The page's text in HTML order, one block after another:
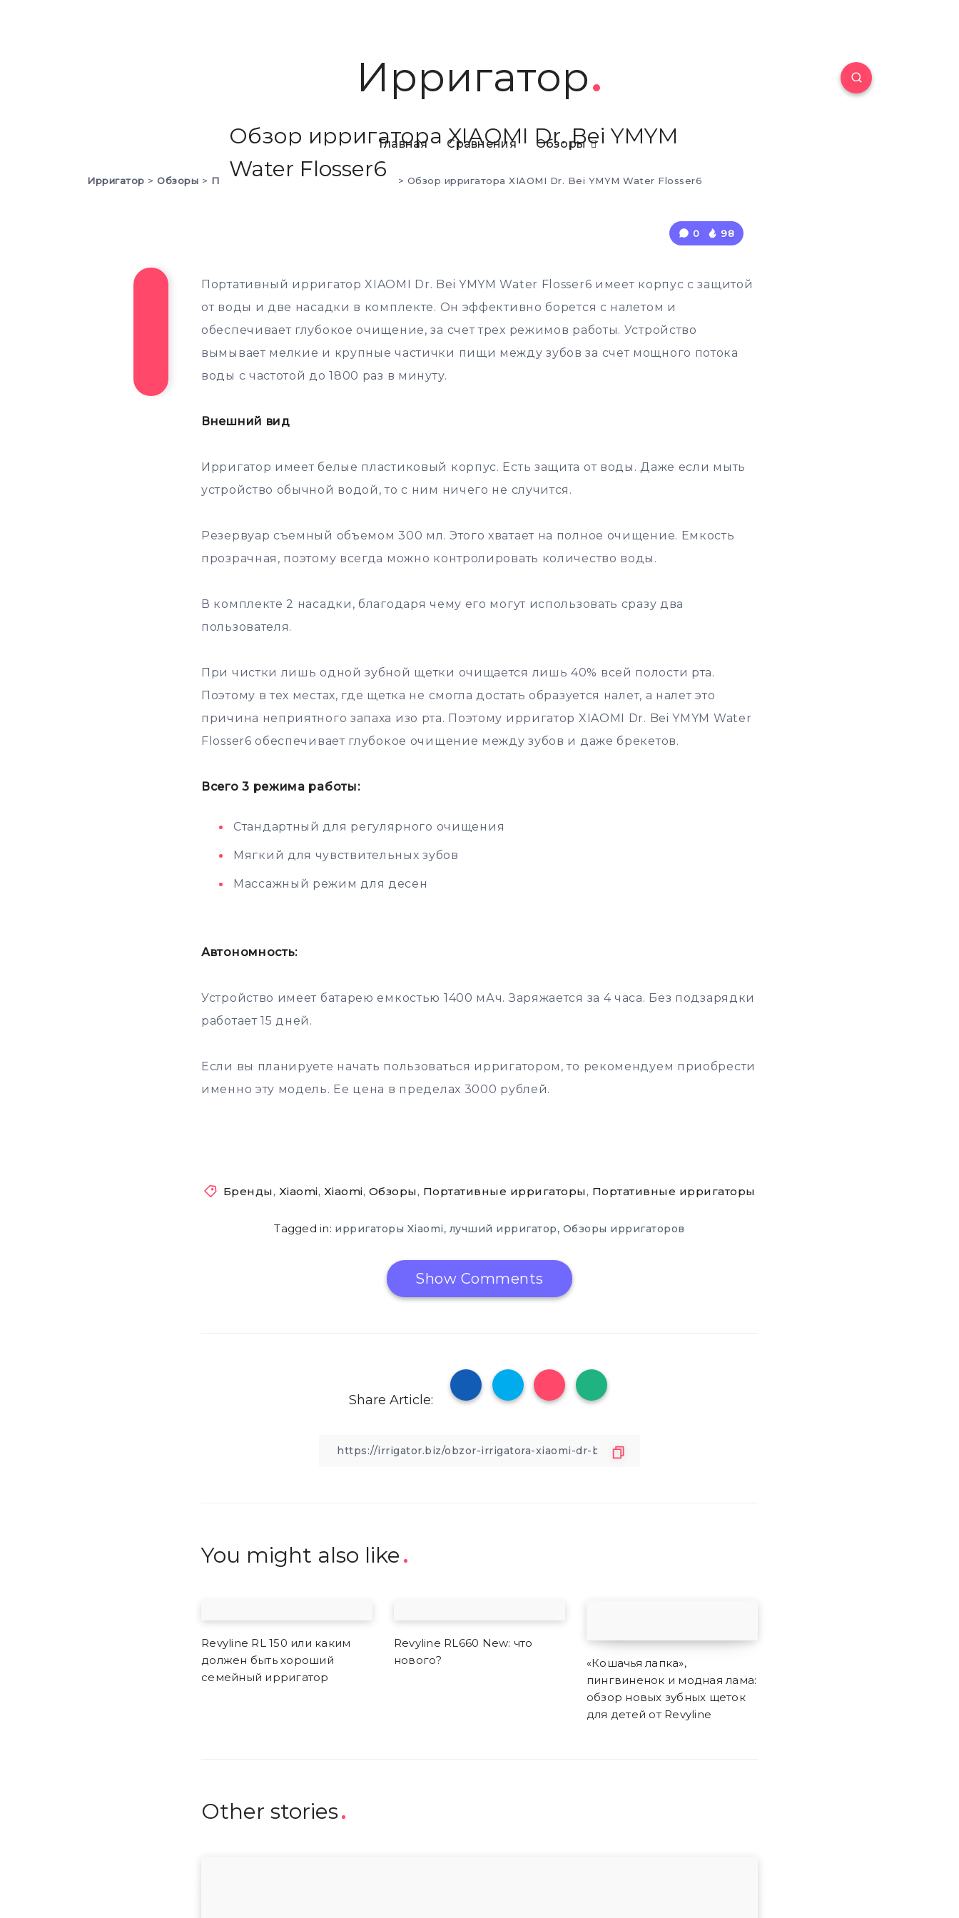
Ирригатор
Главная Сравнения Обзоры
Ирригатор > Обзоры > Портативные ирригаторы > Обзор ирригатора XIAOMI Dr. Bei YMYM Water Flosser6
Обзор ирригатора XIAOMI Dr. Bei YMYM
Water Flosser6
0 98
Портативный ирригатор XIAOMI Dr. Bei YMYM Water Flosser6 имеет корпус с защитой
от воды и две насадки в комплекте. Он эффективно борется с налетом и
обеспечивает глубокое очищение, за счет трех режимов работы. Устройство
вымывает мелкие и крупные частички пищи между зубов за счет мощного потока
воды с частотой до 1800 раз в минуту.
Внешний вид
Ирригатор имеет белые пластиковый корпус. Есть защита от воды. Даже если мыть
устройство обычной водой, то с ним ничего не случится.
Резервуар съемный объемом 300 мл. Этого хватает на полное очищение. Емкость
прозрачная, поэтому всегда можно контролировать количество воды.
В комплекте 2 насадки, благодаря чему его могут использовать сразу два
пользователя.
При чистки лишь одной зубной щетки очищается лишь 40% всей полости рта.
Поэтому в тех местах, где щетка не смогла достать образуется налет, а налет это
причина неприятного запаха изо рта. Поэтому ирригатор XIAOMI Dr. Bei YMYM Water
Flosser6 обеспечивает глубокое очищение между зубов и даже брекетов.
Всего 3 режима работы:
Стандартный для регулярного очищения
Мягкий для чувствительных зубов
Массажный режим для десен
Автономность:
Устройство имеет батарею емкостью 1400 мАч. Заряжается за 4 часа. Без подзарядки
работает 15 дней.
Если вы планируете начать пользоваться ирригатором, то рекомендуем приобрести
именно эту модель. Ее цена в пределах 3000 рублей.
Бренды, Xiaomi, Xiaomi, Обзоры, Портативные ирригаторы, Портативные ирригаторы
Tagged in: ирригаторы Xiaomi, лучший ирригатор, Обзоры ирригаторов
Show Comments
Share Article:
You might also like
Revyline RL 150 или каким
должен быть хороший
семейный ирригатор
Revyline RL660 New: что
нового?
«Кошачья лапка»,
пингвиненок и модная лама:
обзор новых зубных щеток
для детей от Revyline
Other stories